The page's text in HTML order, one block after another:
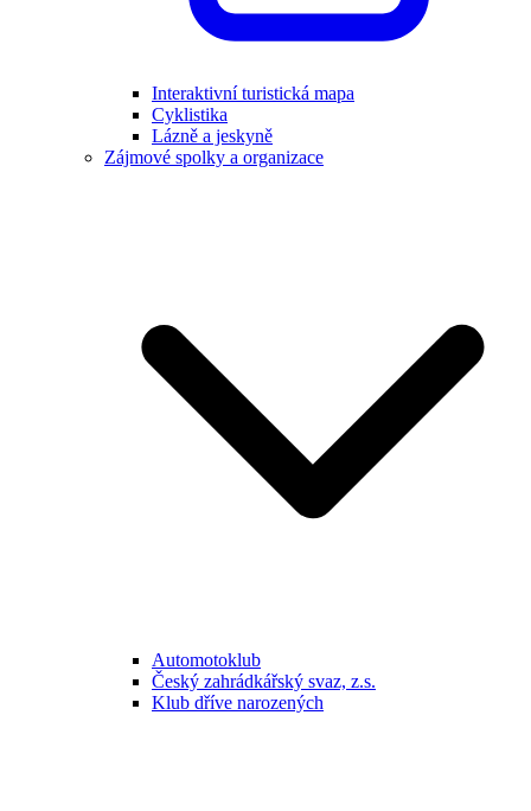
Interaktivní turistická mapa
Cyklistika
Lázně a jeskyně
Zájmové spolky a organizace
Automotoklub
Český zahrádkářský svaz, z.s.
Klub dříve narozených